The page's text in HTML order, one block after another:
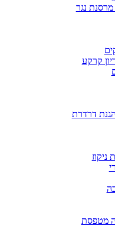
מרסנת נגר
קרקע
דרדרת
מטפסת